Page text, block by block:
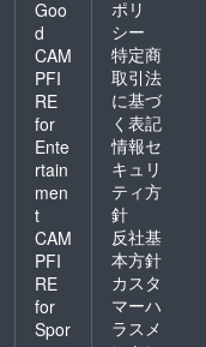
Goo
d
CAM
PFI
RE
for
Ente
rtain
men
t
CAM
PFI
RE
for
Spor
ポリ
シー
特定商
取引法
に基づ
く表記
情報セ
キュリ
ティ方
針
反社基
本方針
カスタ
マーハ
ラスメ